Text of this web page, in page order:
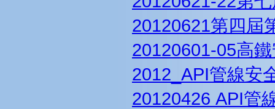
20120621第四屆
20120601-05高
2012_API管線安
20120426 API管